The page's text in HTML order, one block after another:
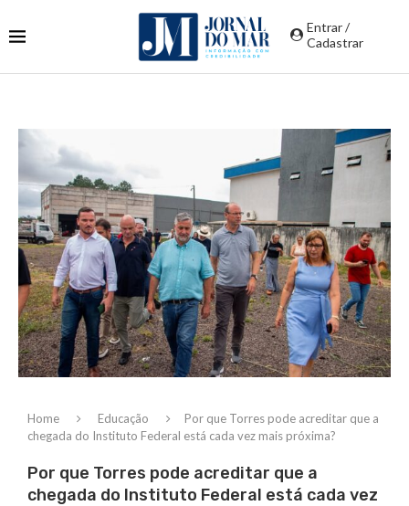
Entrar /
Cadastrar
Home Educação
Por que Torres pode acreditar que a
chegada do Instituto Federal está cada vez mais próxima?
Por que Torres pode acreditar que a
chegada do Instituto Federal está cada vez